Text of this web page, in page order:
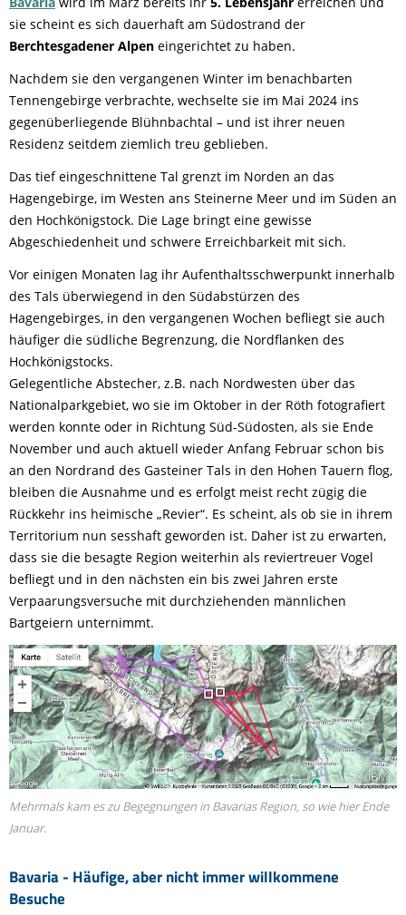
sie scheint es sich dauerhaft am Südostrand der
Berchtesgadener Alpen eingerichtet zu haben.
Nachdem sie den vergangenen Winter im benachbarten
Tennengebirge verbrachte, wechselte sie im Mai 2024 ins
gegenüberliegende Blühnbachtal – und ist ihrer neuen
Residenz seitdem ziemlich treu geblieben.
Das tief eingeschnittene Tal grenzt im Norden an das
Hagengebirge, im Westen ans Steinerne Meer und im Süden an
den Hochkönigstock. Die Lage bringt eine gewisse
Abgeschiedenheit und schwere Erreichbarkeit mit sich.
Vor einigen Monaten lag ihr Aufenthaltsschwerpunkt innerhalb
des Tals überwiegend in den Südabstürzen des
Hagengebirges, in den vergangenen Wochen befliegt sie auch
häufiger die südliche Begrenzung, die Nordflanken des
Hochkönigstocks.
Gelegentliche Abstecher, z.B. nach Nordwesten über das
Nationalparkgebiet, wo sie im Oktober in der Röth fotografiert
werden konnte oder in Richtung Süd-Südosten, als sie Ende
November und auch aktuell wieder Anfang Februar schon bis
an den Nordrand des Gasteiner Tals in den Hohen Tauern flog,
bleiben die Ausnahme und es erfolgt meist recht zügig die
Rückkehr ins heimische „Revier“. Es scheint, als ob sie in ihrem
Territorium nun sesshaft geworden ist. Daher ist zu erwarten,
dass sie die besagte Region weiterhin als reviertreuer Vogel
befliegt und in den nächsten ein bis zwei Jahren erste
Verpaarungsversuche mit durchziehenden männlichen
Bartgeiern unternimmt.
Bavaria - Häufige, aber nicht immer willkommene
Besuche
© IBM
Mehrmals kam es zu Begegnungen in Bavarias Region, so wie hier Ende
Januar.